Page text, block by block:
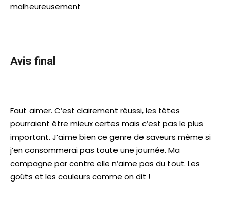
malheureusement
Avis final
Faut aimer. C’est clairement réussi, les têtes
pourraient être mieux certes mais c’est pas le plus
important. J’aime bien ce genre de saveurs même si
j’en consommerai pas toute une journée. Ma
compagne par contre elle n’aime pas du tout. Les
goûts et les couleurs comme on dit !